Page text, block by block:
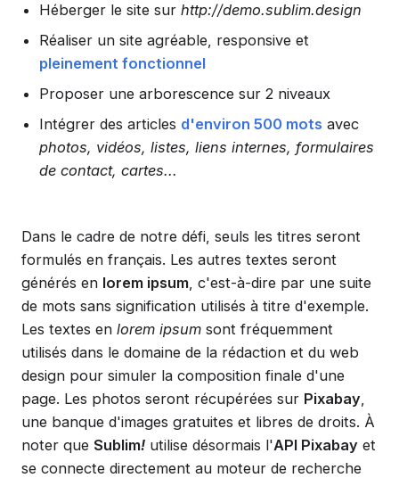
Héberger le site sur http://demo.sublim.design
Réaliser un site agréable, responsive et
pleinement fonctionnel
Proposer une arborescence sur 2 niveaux
Intégrer des articles d'environ 500 mots avec
photos, vidéos, listes, liens internes, formulaires
de contact, cartes...
Dans le cadre de notre défi, seuls les titres seront
formulés en français. Les autres textes seront
générés en lorem ipsum, c'est-à-dire par une suite
de mots sans signification utilisés à titre d'exemple.
Les textes en lorem ipsum sont fréquemment
utilisés dans le domaine de la rédaction et du web
design pour simuler la composition finale d'une
page. Les photos seront récupérées sur Pixabay,
une banque d'images gratuites et libres de droits. À
noter que Sublim! utilise désormais l'API Pixabay et
se connecte directement au moteur de recherche